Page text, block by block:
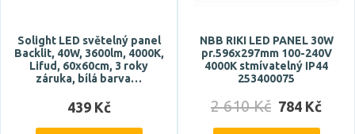
5 let
Značka
CENTURY
Solight LED světelný panel
Backlit, 40W, 3600lm, 4000K,
Lifud, 60x60cm, 3 roky
záruka, bílá barva…
439 Kč
NBB RIKI LED PANEL 30W
pr.596x297mm 100-240V
4000K stmívatelný IP44
253400075
2 610 Kč 784 Kč